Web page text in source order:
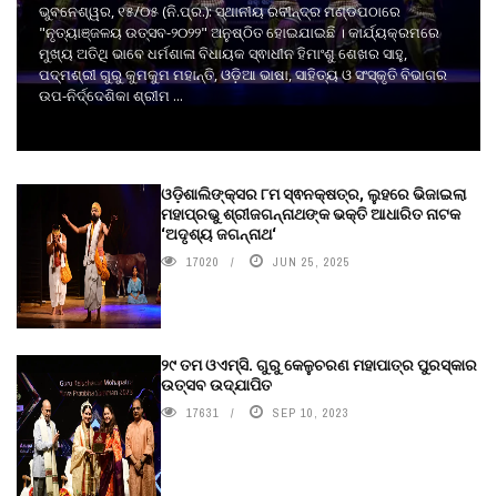
ଭୁବନେଶ୍ୱର, ୧୫/୦୫ (ନି.ପ୍ର.): ସ୍ଥାନୀୟ ରବୀନ୍ଦ୍ର ମଣ୍ଡପଠାରେ
"ନୃତ୍ୟାଞ୍ଜଳୟ ଉତ୍ସବ-୨୦୨୨" ଅନୁଷ୍ଠିତ ହୋଇଯାଇଛି । କାର୍ଯ୍ୟକ୍ରମରେ
ମୁଖ୍ୟ ଅତିଥି ଭାବେ ଧର୍ମଶାଳା ବିଧାୟକ ସ୍ଵାଧୀନ ହିମାଂଶୁ ଶେଖର ସାହୁ,
ପଦ୍ମଶ୍ରୀ ଗୁରୁ କୁମକୁମ ମହାନ୍ତି, ଓଡ଼ିଆ ଭାଷା, ସାହିତ୍ୟ ଓ ସଂସ୍କୃତି ବିଭାଗର
ଉପ-ନିର୍ଦ୍ଦେଶିକା ଶ୍ରୀମ ...
ଓଡ଼ିଶାଲିଙ୍କ୍ସର ୮ମ ସ୍ଵନକ୍ଷତ୍ର, ଲୁହରେ ଭିଜାଇଲା
ମହାପ୍ରଭୁ ଶ୍ରୀଜଗନ୍ନାଥଙ୍କ ଭକ୍ତି ଆଧାରିତ ନାଟକ
‘ଅଦୃଶ୍ୟ ଜଗନ୍ନାଥ‘
17020 JUN 25, 2025
୨୯ ତମ ଓଏମ୍‌ସି. ଗୁରୁ କେଳୁଚରଣ ମହାପାତ୍ର ପୁରସ୍କାର
ଉତ୍ସବ ଉଦ୍‍ଯାପିତ
17631 SEP 10, 2023